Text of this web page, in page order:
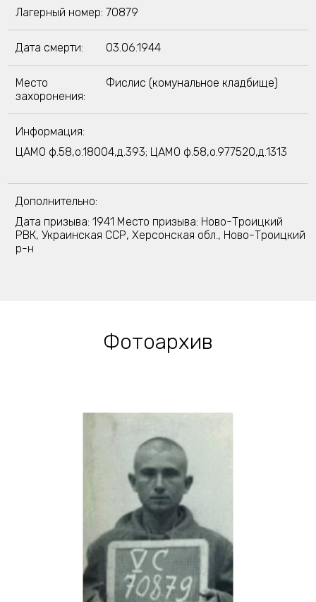
Лагерный номер: 70879
Дата смерти: 03.06.1944
Место
захоронения:
Фислис (комунальное кладбище)
Информация:
ЦАМО ф.58,о.18004,д.393; ЦАМО ф.58,о.977520,д.1313
Дополнительно:
Дата призыва: 1941 Место призыва: Ново-Троицкий
РВК, Украинская ССР, Херсонская обл., Ново-Троицкий
р-н
Фотоархив